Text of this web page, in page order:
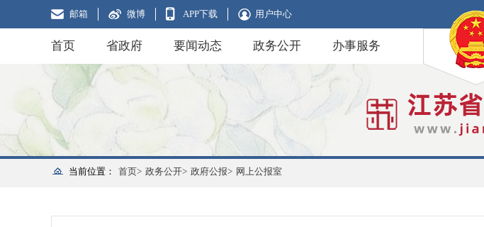
邮箱 微博 APP下载 用户中心
首页 省政府 要闻动态 政务公开 办事服务
当前位置： 首页> 政务公开> 政府公报> 网上公报室